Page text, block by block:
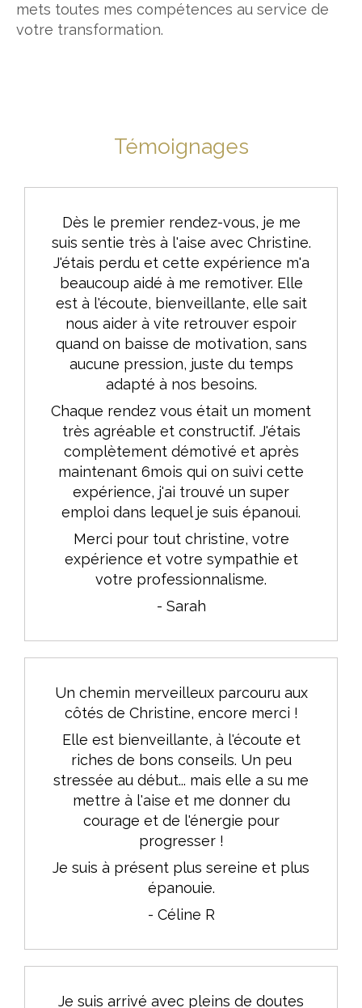
mets toutes mes compétences au service de
votre transformation.
Témoignages
Dès le premier rendez-vous, je me
suis sentie très à l'aise avec Christine.
J'étais perdu et cette expérience m'a
beaucoup aidé à me remotiver. Elle
est à l'écoute, bienveillante, elle sait
nous aider à vite retrouver espoir
quand on baisse de motivation, sans
aucune pression, juste du temps
adapté à nos besoins.
Chaque rendez vous était un moment
très agréable et constructif. J'étais
complètement démotivé et après
maintenant 6mois qui on suivi cette
expérience, j'ai trouvé un super
emploi dans lequel je suis épanoui.
Merci pour tout christine, votre
expérience et votre sympathie et
votre professionnalisme.
- Sarah
Un chemin merveilleux parcouru aux
côtés de Christine, encore merci !
Elle est bienveillante, à l'écoute et
riches de bons conseils. Un peu
stressée au début... mais elle a su me
mettre à l'aise et me donner du
courage et de l'énergie pour
progresser !
Je suis à présent plus sereine et plus
épanouie.
- Céline R
Je suis arrivé avec pleins de doutes